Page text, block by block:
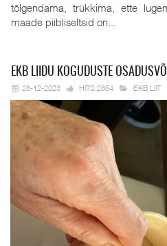
tõlgendama, trükkima, ette
maade piibliseltsid on...
EKB LIIDU KOGUDUSTE
28-12-2023 HITS:2854 EKB LIIT